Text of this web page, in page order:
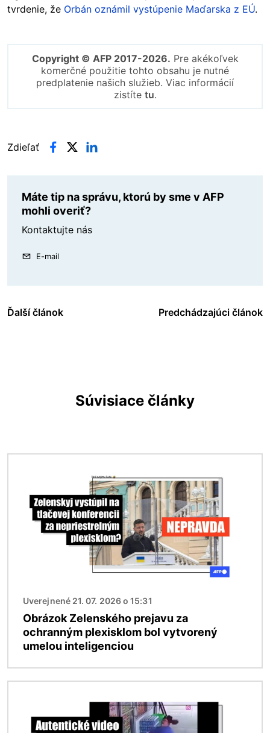
tvrdenie, že Orbán oznámil vystúpenie Maďarska z EÚ.
Copyright © AFP 2017-2026. Pre akékoľvek
komerčné použitie tohto obsahu je nutné
predplatenie našich služieb. Viac informácií
zistíte tu.
Zdieľať
Máte tip na správu, ktorú by sme v AFP
mohli overiť?
Kontaktujte nás
E-mail
Ďalší článok Predchádzajúci článok
Súvisiace články
Uverejnené 21. 07. 2026 o 15:31
Obrázok Zelenského prejavu za
ochranným plexisklom bol vytvorený
umelou inteligenciou